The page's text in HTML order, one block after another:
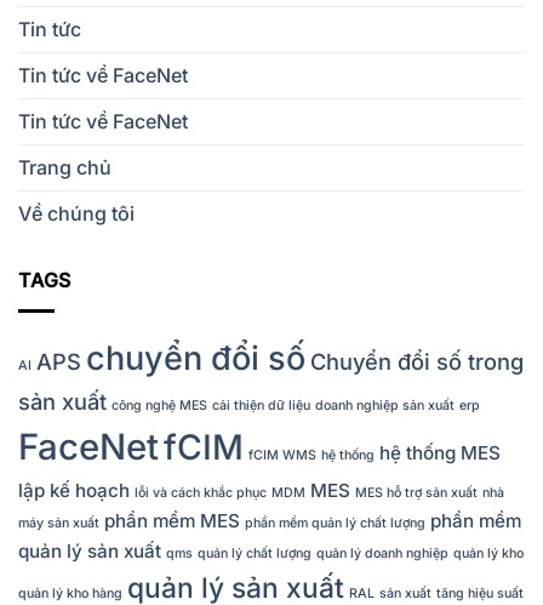
Tin tức
Tin tức về FaceNet
Tin tức về FaceNet
Trang chủ
Về chúng tôi
TAGS
AI APS chuyển đổi số Chuyển đổi số trong
sản xuất công nghệ MES cải thiện dữ liệu doanh nghiệp sản xuất erp
FaceNetfCIM fCIM WMS hệ thống hệ thống MES
lập kế hoạch lỗi và cách khắc phục MDM MES MES hỗ trợ sản xuất nhà
máy sản xuất phần mềm MES phần mềm quản lý chất lượng phần mềm
quản lý sản xuất qms quản lý chất lượng quản lý doanh nghiệp quản lý kho
quản lý kho hàng quản lý sản xuất RAL sản xuất tăng hiệu suất